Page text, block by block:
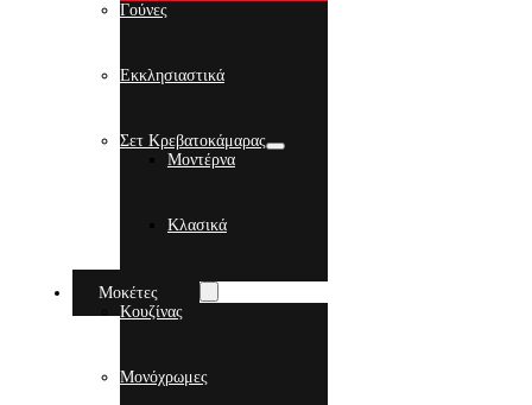
Γούνες
Εκκλησιαστικά
Σετ Κρεβατοκάμαρας
Μοντέρνα
Κλασικά
Μοκέτες
Κουζίνας
Μονόχρωμες